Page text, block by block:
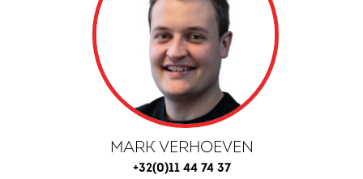
MARK VERHOEVEN
+32(0)11 44 74 37